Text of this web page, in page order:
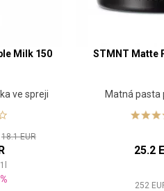
Milk 150
ve spreji
18.1 EUR
1
STMNT Matte
Matná pasta
25.2
252